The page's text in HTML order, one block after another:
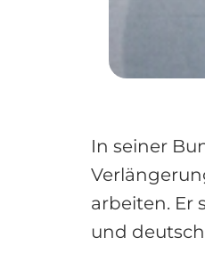
In seiner
arbeiten. Er
und